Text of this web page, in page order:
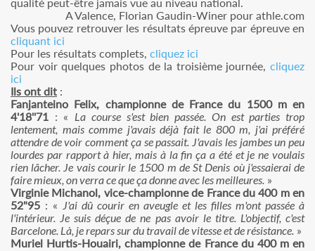
A Valence, Florian Gaudin-Winer pour athle.com
Vous pouvez retrouver les résultats épreuve par épreuve en
cliquant ici
Pour les résultats complets, cliquez ici
Pour voir quelques photos de la troisième journée, cliquez
ici
Ils ont dit :
Fanjanteino Felix, championne de France du 1500 m en
4'18''71 : « La course s'est bien passée. On est parties trop
lentement, mais comme j'avais déjà fait le 800 m, j'ai préféré
attendre de voir comment ça se passait. J'avais les jambes un peu
lourdes par rapport à hier, mais à la fin ça a été et je ne voulais
rien lâcher. Je vais courir le 1500 m de St Denis où j'essaierai de
faire mieux, on verra ce que ça donne avec les meilleures. »
Virginie Michanol, vice-championne de France du 400 m en
52"95 : « J'ai dû courir en aveugle et les filles m'ont passée à
l'intérieur. Je suis déçue de ne pas avoir le titre. L'objectif, c'est
Barcelone. Là, je repars sur du travail de vitesse et de résistance. »
Muriel Hurtis-Houairi, championne de France du 400 m en